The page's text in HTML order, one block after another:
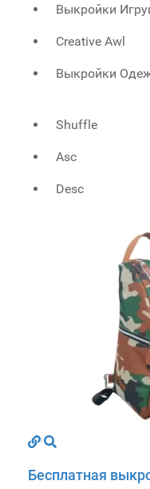
Выкройки
Creative Awl
Выкройки
Shuffle
Asc
Desc
Бесплатная